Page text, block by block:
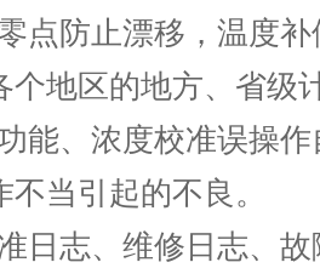
点防止漂移，温度
个地区的地方、省级
能、浓度校准误操
当引起的不良。
日志、维修日志、